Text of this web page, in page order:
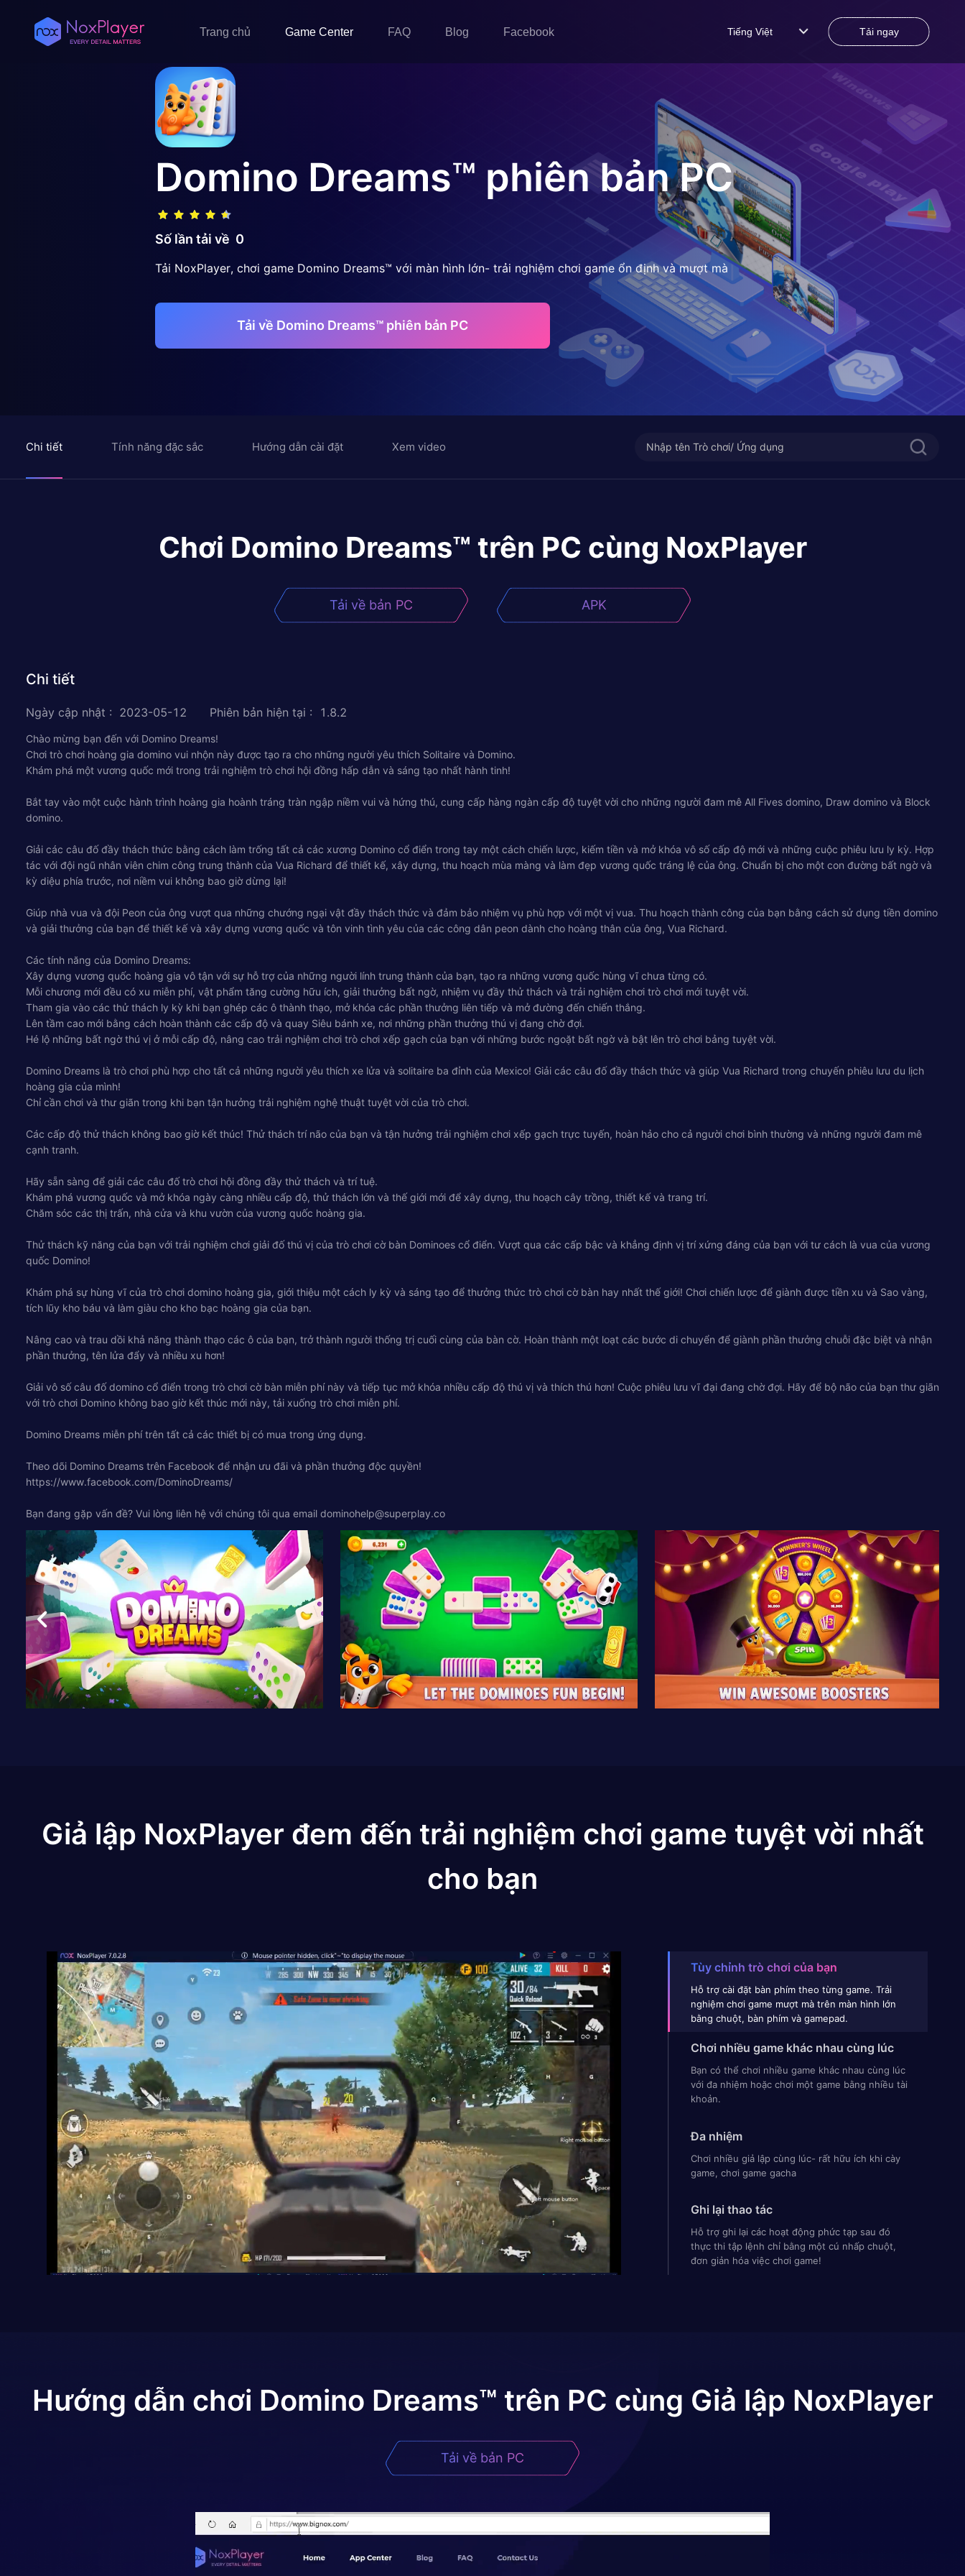
Trang chủ Game Center FAQ Blog Facebook Tiếng Việt Tải ngay
Domino Dreams™ phiên bản PC
Số lần tải về 0
Tải NoxPlayer, chơi game Domino Dreams™ với màn hình lớn- trải nghiệm chơi game ổn định và mượt mà
Tải về Domino Dreams™ phiên bản PC
Chi tiết Tính năng đặc sắc Hướng dẫn cài đặt Xem video
Chơi Domino Dreams™ trên PC cùng NoxPlayer
Tải về bản PC APK
Chi tiết
Ngày cập nhật : 2023-05-12 Phiên bản hiện tại : 1.8.2
Chào mừng bạn đến với Domino Dreams!
Chơi trò chơi hoàng gia domino vui nhộn này được tạo ra cho những người yêu thích Solitaire và Domino.
Khám phá một vương quốc mới trong trải nghiệm trò chơi hội đồng hấp dẫn và sáng tạo nhất hành tinh!
Bắt tay vào một cuộc hành trình hoàng gia hoành tráng tràn ngập niềm vui và hứng thú, cung cấp hàng ngàn cấp độ tuyệt vời cho những người đam mê All Fives domino, Draw domino và Block
domino.
Giải các câu đố đầy thách thức bằng cách làm trống tất cả các xương Domino cổ điển trong tay một cách chiến lược, kiếm tiền và mở khóa vô số cấp độ mới và những cuộc phiêu lưu ly kỳ. Hợp
tác với đội ngũ nhân viên chim công trung thành của Vua Richard để thiết kế, xây dựng, thu hoạch mùa màng và làm đẹp vương quốc tráng lệ của ông. Chuẩn bị cho một con đường bất ngờ và
kỳ diệu phía trước, nơi niềm vui không bao giờ dừng lại!
Giúp nhà vua và đội Peon của ông vượt qua những chướng ngại vật đầy thách thức và đảm bảo nhiệm vụ phù hợp với một vị vua. Thu hoạch thành công của bạn bằng cách sử dụng tiền domino
và giải thưởng của bạn để thiết kế và xây dựng vương quốc và tôn vinh tình yêu của các công dân peon dành cho hoàng thân của ông, Vua Richard.
Các tính năng của Domino Dreams:
Xây dựng vương quốc hoàng gia vô tận với sự hỗ trợ của những người lính trung thành của bạn, tạo ra những vương quốc hùng vĩ chưa từng có.
Mỗi chương mới đều có xu miễn phí, vật phẩm tăng cường hữu ích, giải thưởng bất ngờ, nhiệm vụ đầy thử thách và trải nghiệm chơi trò chơi mới tuyệt vời.
Tham gia vào các thử thách ly kỳ khi bạn ghép các ô thành thạo, mở khóa các phần thưởng liên tiếp và mở đường đến chiến thắng.
Lên tầm cao mới bằng cách hoàn thành các cấp độ và quay Siêu bánh xe, nơi những phần thưởng thú vị đang chờ đợi.
Hé lộ những bất ngờ thú vị ở mỗi cấp độ, nâng cao trải nghiệm chơi trò chơi xếp gạch của bạn với những bước ngoặt bất ngờ và bật lên trò chơi bảng tuyệt vời.
Domino Dreams là trò chơi phù hợp cho tất cả những người yêu thích xe lửa và solitaire ba đỉnh của Mexico! Giải các câu đố đầy thách thức và giúp Vua Richard trong chuyến phiêu lưu du lịch
hoàng gia của mình!
Chỉ cần chơi và thư giãn trong khi bạn tận hưởng trải nghiệm nghệ thuật tuyệt vời của trò chơi.
Các cấp độ thử thách không bao giờ kết thúc! Thử thách trí não của bạn và tận hưởng trải nghiệm chơi xếp gạch trực tuyến, hoàn hảo cho cả người chơi bình thường và những người đam mê
cạnh tranh.
Hãy sẵn sàng để giải các câu đố trò chơi hội đồng đầy thử thách và trí tuệ.
Khám phá vương quốc và mở khóa ngày càng nhiều cấp độ, thử thách lớn và thế giới mới để xây dựng, thu hoạch cây trồng, thiết kế và trang trí.
Chăm sóc các thị trấn, nhà cửa và khu vườn của vương quốc hoàng gia.
Thử thách kỹ năng của bạn với trải nghiệm chơi giải đố thú vị của trò chơi cờ bàn Dominoes cổ điển. Vượt qua các cấp bậc và khẳng định vị trí xứng đáng của bạn với tư cách là vua của vương
quốc Domino!
Khám phá sự hùng vĩ của trò chơi domino hoàng gia, giới thiệu một cách ly kỳ và sáng tạo để thưởng thức trò chơi cờ bàn hay nhất thế giới! Chơi chiến lược để giành được tiền xu và Sao vàng,
tích lũy kho báu và làm giàu cho kho bạc hoàng gia của bạn.
Nâng cao và trau dồi khả năng thành thạo các ô của bạn, trở thành người thống trị cuối cùng của bàn cờ. Hoàn thành một loạt các bước di chuyển để giành phần thưởng chuỗi đặc biệt và nhận
phần thưởng, tên lửa đẩy và nhiều xu hơn!
Giải vô số câu đố domino cổ điển trong trò chơi cờ bàn miễn phí này và tiếp tục mở khóa nhiều cấp độ thú vị và thích thú hơn! Cuộc phiêu lưu vĩ đại đang chờ đợi. Hãy để bộ não của bạn thư giãn
với trò chơi Domino không bao giờ kết thúc mới này, tải xuống trò chơi miễn phí.
Domino Dreams miễn phí trên tất cả các thiết bị có mua trong ứng dụng.
Theo dõi Domino Dreams trên Facebook để nhận ưu đãi và phần thưởng độc quyền!
https://www.facebook.com/DominoDreams/
Bạn đang gặp vấn đề? Vui lòng liên hệ với chúng tôi qua email dominohelp@superplay.co
Giả lập NoxPlayer đem đến trải nghiệm chơi game tuyệt vời nhất
cho bạn
Tùy chỉnh trò chơi của bạn
Hỗ trợ cài đặt bàn phím theo từng game. Trải
nghiệm chơi game mượt mà trên màn hình lớn
bằng chuột, bàn phím và gamepad.
Chơi nhiều game khác nhau cùng lúc
Bạn có thể chơi nhiều game khác nhau cùng lúc
với đa nhiệm hoặc chơi một game bằng nhiều tài
khoản.
Đa nhiệm
Chơi nhiều giả lập cùng lúc- rất hữu ích khi cày
game, chơi game gacha
Ghi lại thao tác
Hỗ trợ ghi lại các hoạt động phức tạp sau đó
thực thi tập lệnh chỉ bằng một cú nhấp chuột,
đơn giản hóa việc chơi game!
Hướng dẫn chơi Domino Dreams™ trên PC cùng Giả lập NoxPlayer
Tải về bản PC